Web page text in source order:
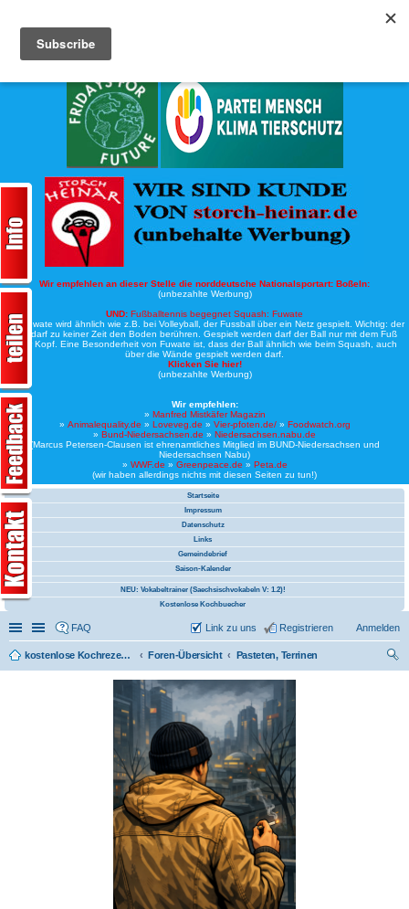
Wir empfehlen an dieser Stelle die norddeutsche Nationalsportart: Boßeln:
(unbezahlte Werbung)
UND: Fußballtennis begegnet Squash: Fuwate
Bei Fuwate wird ähnlich wie z.B. bei Volleyball, der Fussball über ein Netz gespielt. Wichtig: der
Ball darf zu keiner Zeit den Boden berühren. Gespielt werden darf der Ball nur mit dem Fuß
oder Kopf. Eine Besonderheit von Fuwate ist, dass der Ball ähnlich wie beim Squash, auch
über die Wände gespielt werden darf.
Klicken Sie hier!
(unbezahlte Werbung)
Wir empfehlen:
» Manfred Mistkäfer Magazin
» Animalequality.de » Loveveg.de » Vier-pfoten.de/» Foodwatch.org
» Bund-Niedersachsen.de » Niedersachsen.nabu.de
(Marcus Petersen-Clausen ist ehrenamtliches Mitglied im BUND-Niedersachsen und
Niedersachsen Nabu)
» WWF.de » Greenpeace.de » Peta.de
(wir haben allerdings nichts mit diesen Seiten zu tun!)
Startseite
Impressum
Datenschutz
Links
Gemeindebrief
Saison-Kalender
NEU: Vokabeltrainer (Saechsischvokabeln V: 1.2)!
Kostenlose Kochbuecher
Schnellzugriff
Linkliste
FAQ Anmelden
Registrieren
Link zu uns
kostenlose Kochrezepte und kostenlose Kochbücher Foren-Übersicht
Pasteten, Terrinen